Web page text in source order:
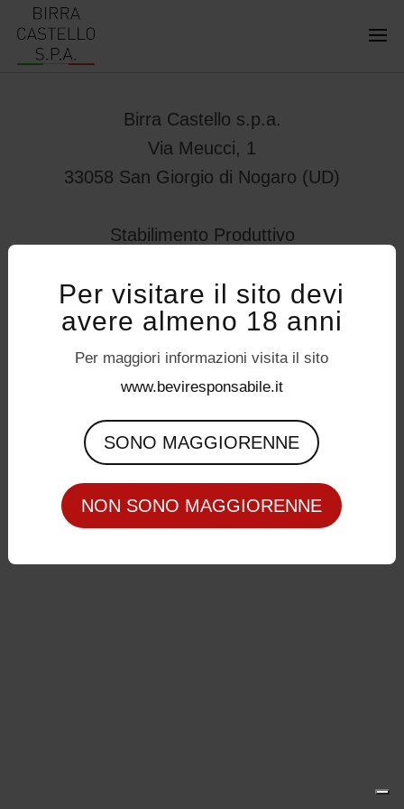
Birra Castello s.p.a.
Via Meucci, 1
33058 San Giorgio di Nogaro (UD)
Stabilimento Produttivo
32034 – Pedavena (BL)
servizioconsumatori@birracastello.it
Seguici su
P.I. 01994920302
Per visitare il sito devi
avere almeno 18 anni
Per maggiori informazioni visita il sito
www.beviresponsabile.it
SONO MAGGIORENNE
NON SONO MAGGIORENNE